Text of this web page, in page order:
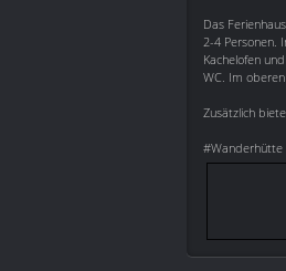
Das
2-4 Personen.
Kachelofen
WC. Im
Zusätzlich
#Wanderhütte